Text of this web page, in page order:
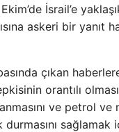
Ekim’de İsrail’e
askeri bir yanıt
çıkan
orantılı
ve petrol ve
sağlamak